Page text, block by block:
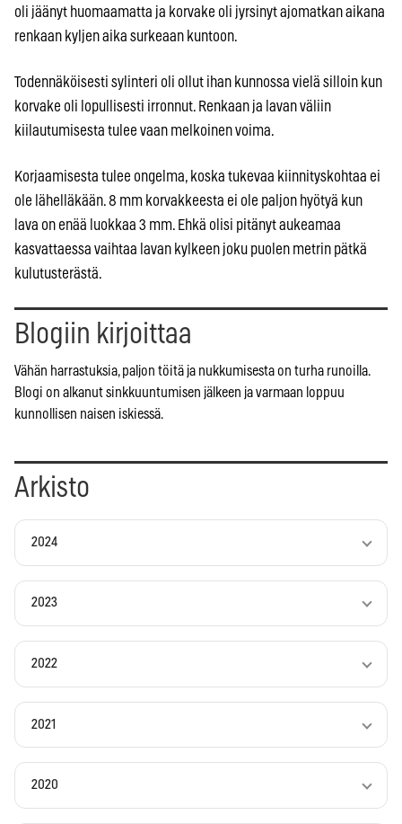
oli jäänyt huomaamatta ja korvake oli jyrsinyt ajomatkan aikana
renkaan kyljen aika surkeaan kuntoon.
Todennäköisesti sylinteri oli ollut ihan kunnossa vielä silloin kun
korvake oli lopullisesti irronnut. Renkaan ja lavan väliin
kiilautumisesta tulee vaan melkoinen voima.
Korjaamisesta tulee ongelma, koska tukevaa kiinnityskohtaa ei
ole lähelläkään. 8 mm korvakkeesta ei ole paljon hyötyä kun
lava on enää luokkaa 3 mm. Ehkä olisi pitänyt aukeamaa
kasvattaessa vaihtaa lavan kylkeen joku puolen metrin pätkä
kulutusterästä.
Blogiin kirjoittaa
Vähän harrastuksia, paljon töitä ja nukkumisesta on turha runoilla.
Blogi on alkanut sinkkuuntumisen jälkeen ja varmaan loppuu
kunnollisen naisen iskiessä.
Arkisto
2024
2023
2022
2021
2020